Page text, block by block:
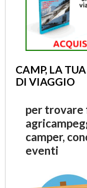
CAMP, LA
DI VIAGGIO
per trovare
camper,
eventi